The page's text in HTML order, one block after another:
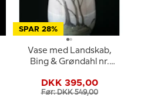
SPAR 28%
Vase med Landskab,
Bing & Grøndahl nr.
DKK 395,00
Før: DKK 549,00